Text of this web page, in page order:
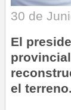
30 de
El
el terreno.